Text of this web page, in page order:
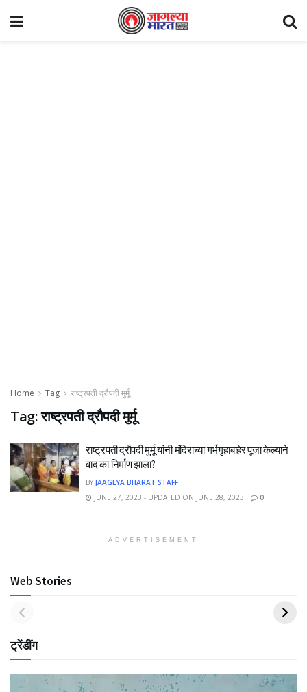
Home Tag राष्ट्रपती द्रौपदी मुर्मू
Tag:राष्ट्रपती द्रौपदी मुर्मू
राष्ट्रपती द्रौपदी मुर्मू यांनी मंदिराच्या गर्भगृहाबाहेर पूजा केल्याने
वाद का निर्माण झाला?
BY JAAGLYA BHARAT STAFF
JUNE 27, 2023 - UPDATED ON JUNE 28, 2023
0
ADVERTISEMENT
Web Stories
ट्रेंडींग